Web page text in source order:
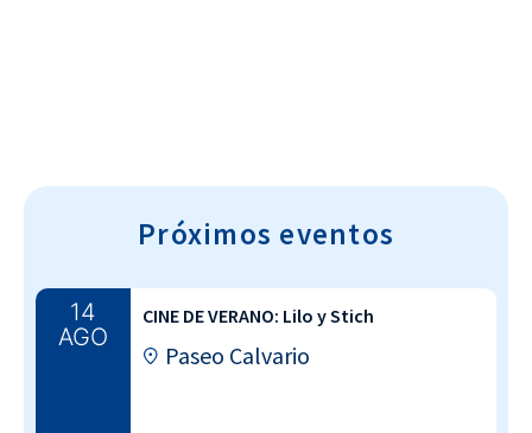
Próximos eventos
14
AGO
CINE DE VERANO: Lilo y Stich
Paseo Calvario